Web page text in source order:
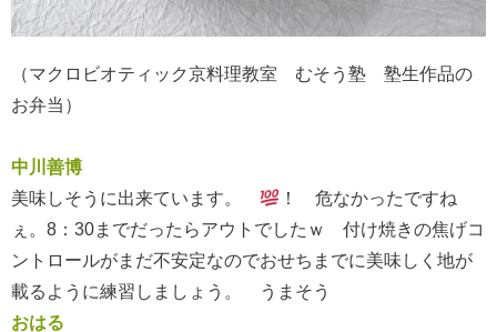
（マクロビオティック京料理教室 むそう塾 塾生作品の
お弁当）
中川善博
美味しそうに出来ています。
！ 危なかったですね
ぇ。8：30までだったらアウトでしたｗ 付け焼きの焦げコ
ントロールがまだ不安定なのでおせちまでに美味しく地が
載るように練習しましょう。 うまそう
おはる